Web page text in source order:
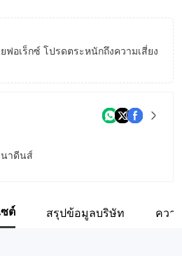
อเร็กซ์ โปรดตระหนักถึงความเสี่ยง
นาดีนส์
ต์ สรุปข้อมูลบริษัท ควา